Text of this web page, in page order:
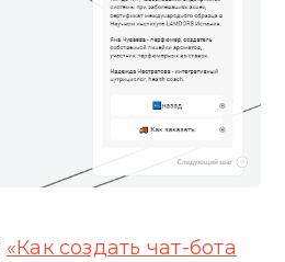
«Как создать чат-бота